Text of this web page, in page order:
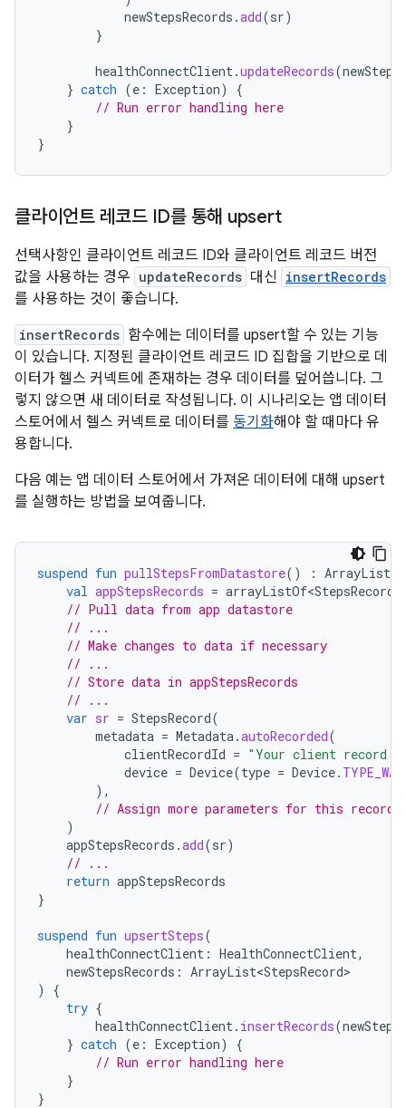
newStepsRecords .add(sr)
}
healthConnectClient.updateRecords(
} catch (e : Exception)
{
// Run error handling here
}
}
클라이언트 레코드 ID를 통해 upsert
선택사항인 클라이언트 레코드 ID와 클라이언트 레코드 버전
값을 사용하는 경우 updateRecords 대신 insertRecords
를 사용하는 것이 좋습니다.
insertRecords 함수에는 데이터를 upsert할 수 있는 기능
이 있습니다. 지정된 클라이언트 레코드 ID 집합을 기반으로 데
이터가 헬스 커넥트에 존재하는 경우 데이터를 덮어씁니다. 그
렇지 않으면 새 데이터로 작성됩니다. 이 시나리오는 앱 데이터
스토어에서 헬스 커넥트로 데이터를 동기화해야 할 때마다 유
용합니다.
다음 예는 앱 데이터 스토어에서 가져온 데이터에 대해 upsert
를 실행하는 방법을 보여줍니다.
suspend fun pullStepsFromDatastore() :
val appStepsRecords = arrayListOf<StepsRecord>
// Pull data from app datastore
// ...
// Make changes to data if necessary
// ...
// Store data in appStepsRecords
// ...
var sr = StepsRecord(
metadata = Metadata.autoRecorded(
clientRecordId = "Your client record
device = Device(type = Device.
),
// Assign more parameters for this record
)
appStepsRecords .add(sr)
// ...
return appStepsRecords
}
suspend fun upsertSteps(
healthConnectClient : HealthConnectClient,
newStepsRecords : ArrayList<StepsRecord>
)
{
try {
healthConnectClient. insertRecords(
} catch (e : Exception)
{
// Run error handling here
}
}